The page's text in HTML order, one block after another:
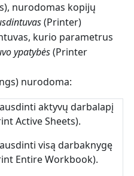
nurodomas kopijų
(Printer)
kurio parametrus
ypatybės(Printer
nurodoma:
aktyvų darbalapį
Active Sheets).
visą darbaknygę
Entire Workbook).